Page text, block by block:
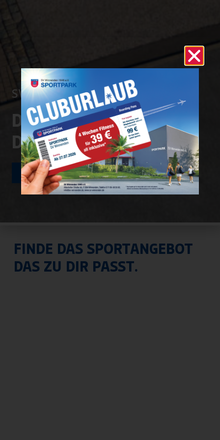
SV WINNENDEN 1848 E.V.
DEINE STADT.
DEIN VEREIN.
JETZT MITGLIED WERDEN
FINDE DAS SPORTANGEBOT
DAS ZU DIR PASST.